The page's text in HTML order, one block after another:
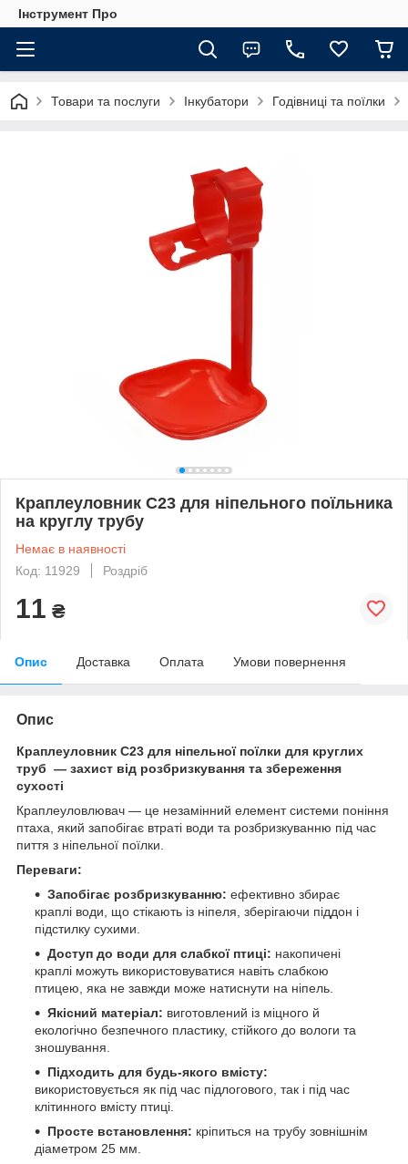
Інструмент Про
Товари та послуги Інкубатори Годівниці та поїлки
Краплеуловник C23 для ніпельного поїльника
на круглу трубу
Немає в наявності
Код: 11929
Роздріб
11 ₴
Опис Доставка Оплата Умови повернення
Опис
Краплеуловник C23 для ніпельної поїлки для круглих
труб — захист від розбризкування та збереження
сухості
Краплеуловлювач — це незамінний елемент системи поніння
птаха, який запобігає втраті води та розбризкуванню під час
пиття з ніпельної поїлки.
Переваги:
Запобігає розбризкуванню: ефективно збирає
краплі води, що стікають із ніпеля, зберігаючи піддон і
підстилку сухими.
Доступ до води для слабкої птиці: накопичені
краплі можуть використовуватися навіть слабкою
птицею, яка не завжди може натиснути на ніпель.
Якісний матеріал: виготовлений із міцного й
екологічно безпечного пластику, стійкого до вологи та
зношування.
Підходить для будь-якого вмісту:
використовується як під час підлогового, так і під час
клітинного вмісту птиці.
Просте встановлення: кріпиться на трубу зовнішнім
діаметром 25 мм.